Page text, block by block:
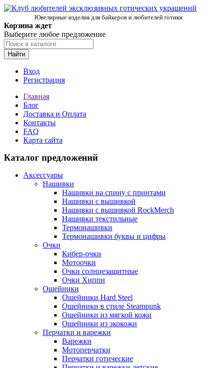
Ювелирные изделия для байкеров и любителей готики
Корзина ждет
Выберите любое предложение
Найти
Вход
Регистрация
Главная
Блог
Доставка и Оплата
Контакты
FAQ
Карта сайта
Каталог предложений
Аксессуары
Нашивки
Нашивки на спину с принтами
Нашивки с вышивкой
Нашивки с вышивкой RockMerch
Нашивки текстильные
Термонашивки
Термонашивки буквы и цифры
Очки
Кибер-очки
Мотоочки
Очки солнцезащитные
Очки Хиппи
Ошейники
Ошейники Hard Steel
Ошейники в стиле Steampunk
Ошейники из мягкой кожи
Ошейники из экокожи
Перчатки и варежки
Варежки
Мотоперчатки
Перчатки готические